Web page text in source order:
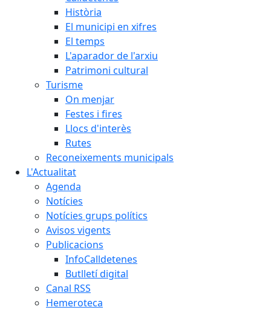
Història
El municipi en xifres
El temps
L'aparador de l'arxiu
Patrimoni cultural
Turisme
On menjar
Festes i fires
Llocs d'interès
Rutes
Reconeixements municipals
L'Actualitat
Agenda
Notícies
Notícies grups polítics
Avisos vigents
Publicacions
InfoCalldetenes
Butlletí digital
Canal RSS
Hemeroteca